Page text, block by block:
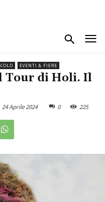
EVENTI & FIERE
Tour di Holi. Il
24 Aprile 2024 0 225